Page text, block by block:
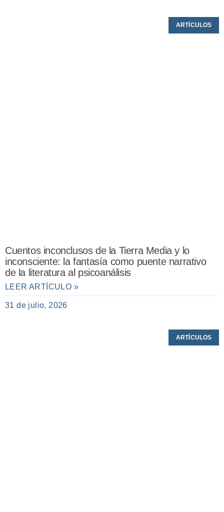
ARTÍCULOS
Cuentos inconclusos de la Tierra Media y lo
inconsciente: la fantasía como puente narrativo
de la literatura al psicoanálisis
LEER ARTÍCULO »
31 de julio, 2026
ARTÍCULOS